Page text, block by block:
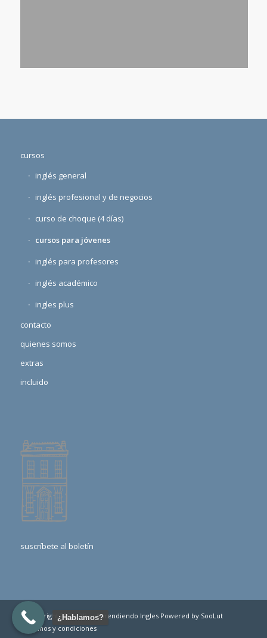
cursos
inglés general
inglés profesional y de negocios
curso de choque (4 días)
cursos para jóvenes
inglés para profesores
inglés académico
ingles plus
contacto
quienes somos
extras
incluido
suscríbete al boletín
© Copyright 2022 - Vive Aprendiendo Ingles Powered by SooLut
términos y condiciones
¿Hablamos?